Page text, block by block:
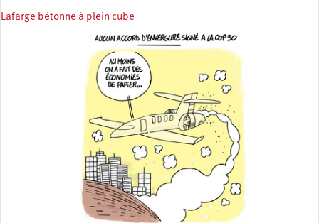
Lafarge bétonne à plein cube